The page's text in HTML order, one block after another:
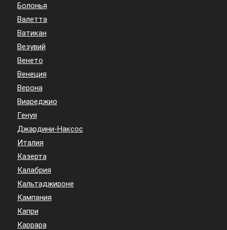
Болонья
Валетта
Ватикан
Везувий
Венето
Венеция
Верона
Виареджио
Генуя
Джардини-Наксос
Италия
Казерта
Калабрия
Кальтаджироне
Кампания
Капри
Каррара